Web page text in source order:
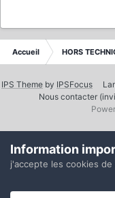
Accueil HORS
IPS Theme by IPSFocus
Nous contacter
Information
j'accepte les cookies de